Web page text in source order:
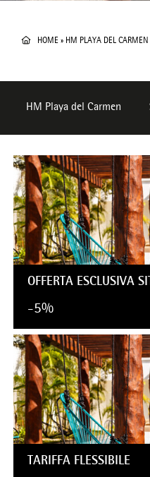
HOME » HM PLAYA DEL CARMEN
HM Playa del Carmen
OFFERTA ESCLUSIVA
-5%
TARIFFA FLESSIBILE